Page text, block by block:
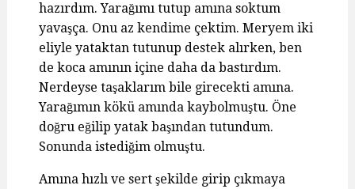
hazırdım. Yarağımı tutup amına soktum
yavaşça. Onu az kendime çektim. Meryem iki
eliyle yataktan tutunup destek alırken, ben
de koca amının içine daha da bastırdım.
Nerdeyse taşaklarım bile girecekti amına.
Yarağımın kökü amında kaybolmuştu. Öne
doğru eğilip yatak başından tutundum.
Sonunda istediğim olmuştu.
Amına hızlı ve sert şekilde girip çıkmaya